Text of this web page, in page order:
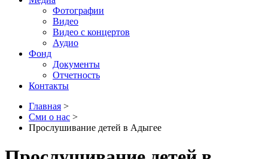
Фотографии
Видео
Видео с концертов
Аудио
Фонд
Документы
Отчетность
Контакты
Главная >
Сми о нас >
Прослушивание детей в Адыгее